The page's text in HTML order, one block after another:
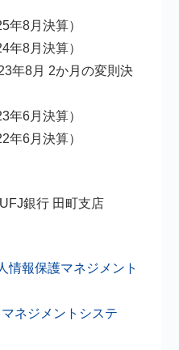
年8月決算）
年8月決算）
年8月 2か月の変則決
年6月決算）
年6月決算）
銀行 田町支店
情報保護マネジメント
ネジメントシステ